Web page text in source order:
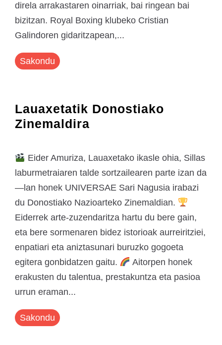
direla arrakastaren oinarriak, bai ringean bai
bizitzan. Royal Boxing klubeko Cristian
Galindoren gidaritzapean,...
Sakondu
Lauaxetatik Donostiako
Zinemaldira
Eider Amuriza, Lauaxetako ikasle ohia, Sillas
laburmetraiaren talde sortzailearen parte izan da
—lan honek UNIVERSAE Sari Nagusia irabazi
du Donostiako Nazioarteko Zinemaldian.
Eiderrek arte-zuzendaritza hartu du bere gain,
eta bere sormenaren bidez istorioak aurreiritziei,
enpatiari eta aniztasunari buruzko gogoeta
egitera gonbidatzen gaitu.
Aitorpen honek
erakusten du talentua, prestakuntza eta pasioa
urrun eraman...
Sakondu